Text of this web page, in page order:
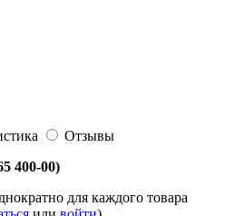
Отзывы
400-00)
для каждого товара